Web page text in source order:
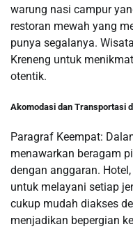
warung nasi campur
restoran mewah yang
punya segalanya.
Kreneng untuk
otentik.
Akomodasi dan Transportasi
Paragraf Keempat:
menawarkan beragam
dengan anggaran.
untuk melayani setiap
cukup mudah diakses
menjadikan bepergian